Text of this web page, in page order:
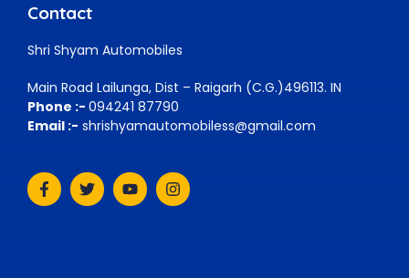
Contact
Shri Shyam Automobiles
Main Road Lailunga, Dist – Raigarh (C.G.)496113. IN
Phone :- 094241 87790
Email :- shrishyamautomobiless@gmail.com